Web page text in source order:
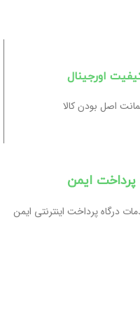
اورجینال
اصل بودن کالا
پرداخت ایمن
درگاه پرداخت اینترنتی ایمن